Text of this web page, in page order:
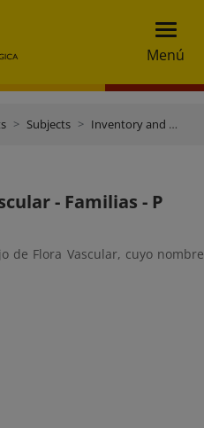
Menú
Subjects Inventory and data gateway
- Familias - P
de Flora Vascular, cuyo nombre